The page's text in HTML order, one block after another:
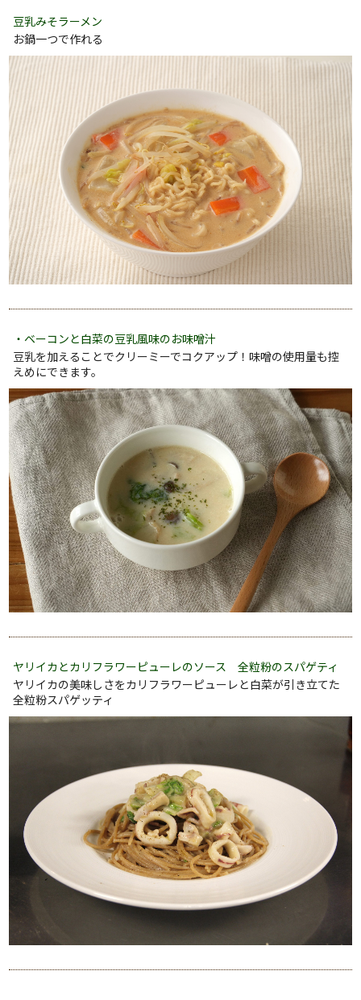
豆乳みそラーメン
お鍋一つで作れる
・ベーコンと白菜の豆乳風味のお味噌汁
豆乳を加えることでクリーミーでコクアップ！味噌の使用量も控
えめにできます。
ヤリイカとカリフラワーピューレのソース 全粒粉のスパゲティ
ヤリイカの美味しさをカリフラワーピューレと白菜が引き立てた
全粒粉スパゲッティ